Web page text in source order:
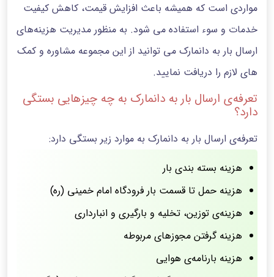
مواردی است که همیشه باعث افزایش قیمت، کاهش کیفیت
خدمات و سوء استفاده می شود. به منظور مدیریت هزینه‌های
ارسال بار به دانمارک می توانید از این مجموعه مشاوره و کمک
های لازم را دریافت نمایید.
تعرفه‌ی ارسال بار به دانمارک به چه چیزهایی بستگی
دارد؟
تعرفه‌ی ارسال بار به دانمارک به موارد زیر بستگی دارد:
هزینه بسته بندی بار
هزینه حمل تا قسمت بار فرودگاه امام خمینی (ره)
هزینه‌ی توزین، تخلیه و بارگیری و انبارداری
هزینه گرفتن مجوزهای مربوطه
هزینه بارنامه‌ی هوایی